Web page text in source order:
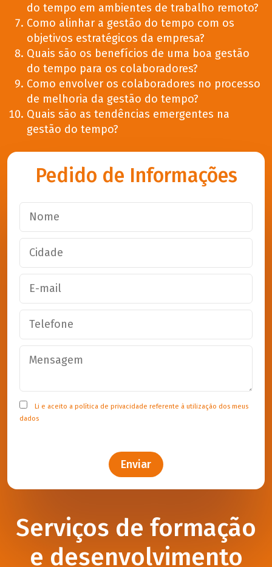
do tempo em ambientes de trabalho remoto?
Como alinhar a gestão do tempo com os
objetivos estratégicos da empresa?
Quais são os benefícios de uma boa gestão
do tempo para os colaboradores?
Como envolver os colaboradores no processo
de melhoria da gestão do tempo?
Quais são as tendências emergentes na
gestão do tempo?
Pedido de Informações
Li e aceito a política de privacidade referente à utilização dos meus
dados
Enviar
Serviços de formação
e desenvolvimento